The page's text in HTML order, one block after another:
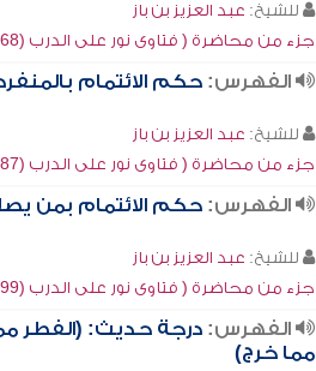
للشيخ: عبد العزيز بن باز
جزء من محاضرة ( فتاوى نور على الدرب (368))
الفهرس: حكم الائتمام
للشيخ: عبد العزيز بن باز
جزء من محاضرة ( فتاوى نور على الدرب (387))
الفهرس: حكم الائتمام بمن
للشيخ: عبد العزيز بن باز
جزء من محاضرة ( فتاوى نور على الدرب (399))
الفهرس: درجة حديث: (الفطر
مما خرج)